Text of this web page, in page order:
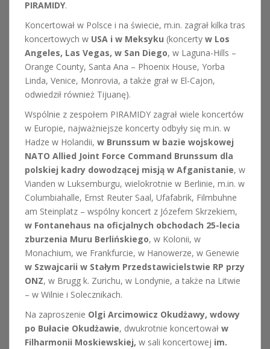
PIRAMIDY.
Koncertował w Polsce i na świecie, m.in. zagrał kilka tras
koncertowych w USA i w Meksyku (koncerty w Los
Angeles, Las Vegas, w San Diego, w Laguna-Hills –
Orange County, Santa Ana – Phoenix House, Yorba
Linda, Venice, Monrovia, a także grał w El-Cajon,
odwiedził również Tijuanę).
Wspólnie z zespołem PIRAMIDY zagrał wiele koncertów
w Europie, najważniejsze koncerty odbyły się m.in. w
Hadze w Holandii, w Brunssum w bazie wojskowej
NATO Allied Joint Force Command Brunssum dla
polskiej kadry dowodzącej misją w Afganistanie, w
Vianden w Luksemburgu, wielokrotnie w Berlinie, m.in. w
Columbiahalle, Ernst Reuter Saal, Ufafabrik, Filmbuhne
am Steinplatz – wspólny koncert z Józefem Skrzekiem,
w Fontanehaus na oficjalnych obchodach 25-lecia
zburzenia Muru Berlińskiego, w Kolonii, w
Monachium, we Frankfurcie, w Hanowerze, w Genewie
w Szwajcarii w Stałym Przedstawicielstwie RP przy
ONZ, w Brugg k. Zurichu, w Londynie, a także na Litwie
– w Wilnie i Solecznikach.
Na zaproszenie Olgi Arcimowicz Okudżawy, wdowy
po Bułacie Okudżawie, dwukrotnie koncertował w
Filharmonii Moskiewskiej, w sali koncertowej im.